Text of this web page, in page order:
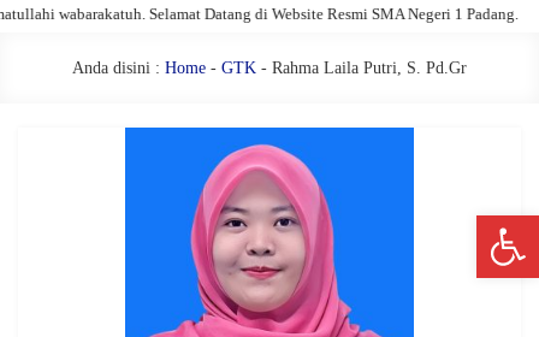
wabarakatuh. Selamat Datang di Website Resmi SMA Negeri 1 Padang.
Anda disini : Home - GTK - Rahma Laila Putri, S. Pd.Gr